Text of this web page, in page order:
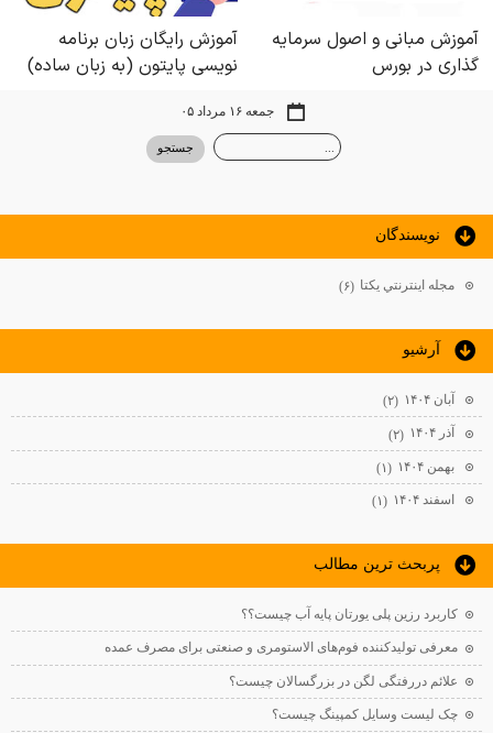
جمعه ۱۶ مرداد ۰۵
نويسندگان
مجله اينترنتي يكتا
آرشيو
آبان ۱۴۰۴
آذر ۱۴۰۴
بهمن ۱۴۰۴
اسفند ۱۴۰۴
پربحث ترين مطالب
کاربرد رزین پلی یورتان پایه آب چیست؟؟
معرفی تولیدکننده فوم‌های الاستومری و صنعتی برای مصرف عمده
علائم دررفتگی لگن در بزرگسالان چیست؟
چک لیست وسایل کمپینگ چیست؟